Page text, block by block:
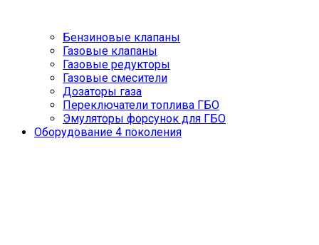
Бензиновые клапаны
Газовые клапаны
Газовые редукторы
Газовые смесители
Дозаторы газа
Переключатели топлива ГБО
Эмуляторы форсунок для ГБО
Оборудование 4 поколения